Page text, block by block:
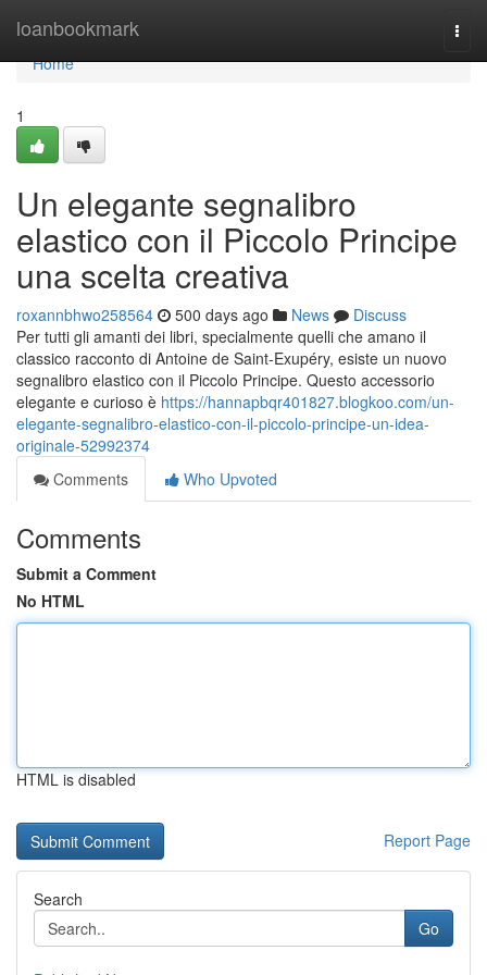
loanbookmark
Home
Home
1
Un elegante segnalibro
elastico con il Piccolo Principe
una scelta creativa
roxannbhwo258564 500 days ago News
Discuss
Per tutti gli amanti dei libri, specialmente quelli che amano il
classico racconto di Antoine de Saint-Exupéry, esiste un nuovo
segnalibro elastico con il Piccolo Principe. Questo accessorio
elegante e curioso è https://hannapbqr401827.blogkoo.com/un-
elegante-segnalibro-elastico-con-il-piccolo-principe-un-idea-
originale-52992374
Comments
Who Upvoted
Comments
Submit a Comment
No HTML
HTML is disabled
Report Page
Search
Go